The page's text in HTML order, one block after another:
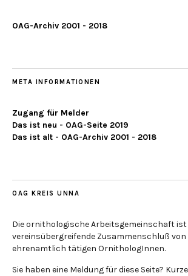
OAG-Archiv 2001 - 2018
META INFORMATIONEN
Zugang für Melder
Das ist neu - OAG-Seite 2019
Das ist alt - OAG-Archiv 2001 - 2018
OAG KREIS UNNA
Die ornithologische Arbeitsgemeinschaft ist
vereinsübergreifende Zusammenschluß von
ehrenamtlich tätigen OrnithologInnen.
Sie haben eine Meldung für diese Seite?